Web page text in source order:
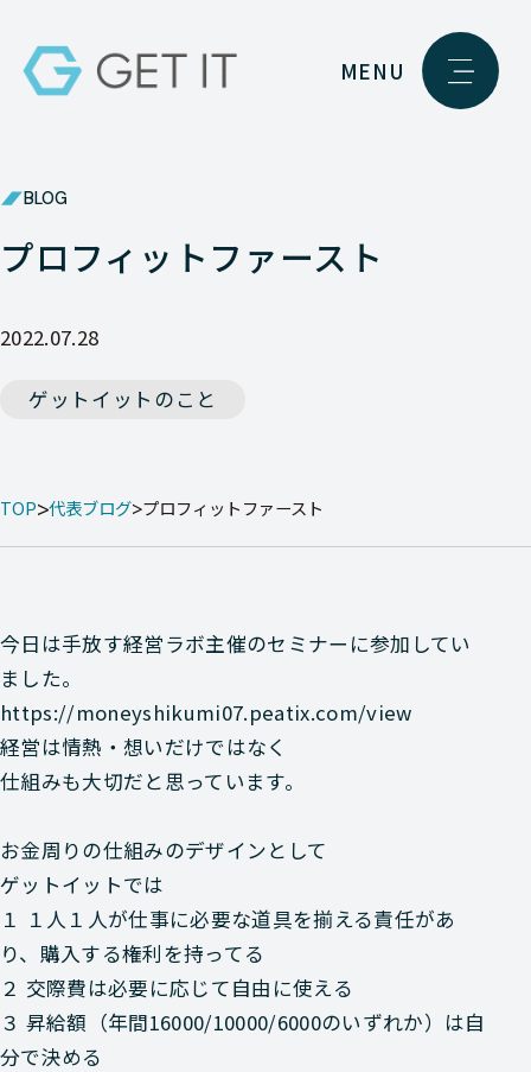
MENU
BLOG
プロフィットファースト
2022.07.28
ゲットイットのこと
TOP 代表ブログ プロフィットファースト
今日は手放す経営ラボ主催のセミナーに参加してい
ました。
https://moneyshikumi07.peatix.com/view
経営は情熱・想いだけではなく
仕組みも大切だと思っています。
お金周りの仕組みのデザインとして
ゲットイットでは
１ １人１人が仕事に必要な道具を揃える責任があ
り、購入する権利を持ってる
２ 交際費は必要に応じて自由に使える
３ 昇給額（年間16000/10000/6000のいずれか）は自
分で決める